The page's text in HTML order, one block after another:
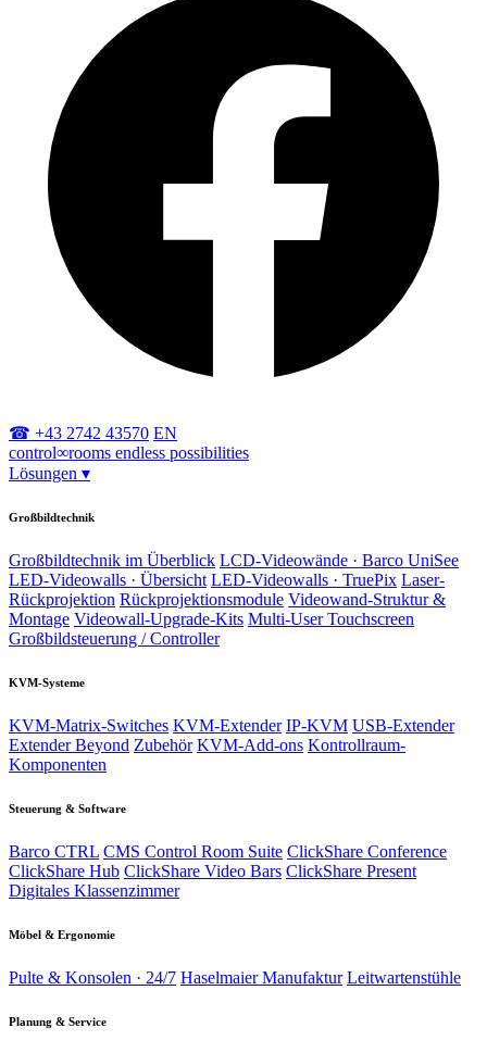
☎ +43 2742 43570 EN
control∞rooms endless possibilities
Lösungen ▾
Großbildtechnik
Großbildtechnik im Überblick LCD-Videowände · Barco UniSee
LED-Videowalls · Übersicht LED-Videowalls · TruePix Laser-
Rückprojektion Rückprojektionsmodule Videowand-Struktur &
Montage Videowall-Upgrade-Kits Multi-User Touchscreen
Großbildsteuerung / Controller
KVM-Systeme
KVM-Matrix-Switches KVM-Extender IP-KVM USB-Extender
Extender Beyond Zubehör KVM-Add-ons Kontrollraum-
Komponenten
Steuerung & Software
Barco CTRL CMS Control Room Suite ClickShare Conference
ClickShare Hub ClickShare Video Bars ClickShare Present
Digitales Klassenzimmer
Möbel & Ergonomie
Pulte & Konsolen · 24/7 Haselmaier Manufaktur Leitwartenstühle
Planung & Service